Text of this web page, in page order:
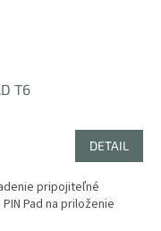
T6
DETAIL
pripojiteľné
Pad na priloženie